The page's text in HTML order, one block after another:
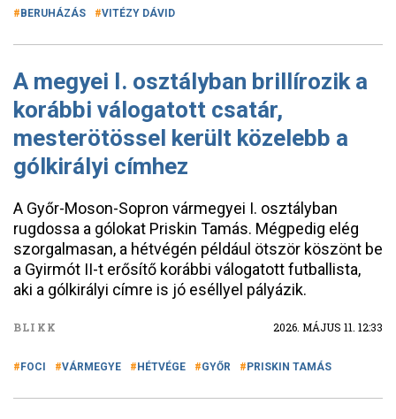
BERUHÁZÁS
VITÉZY DÁVID
A megyei I. osztályban brillírozik a
korábbi válogatott csatár,
mesterötössel került közelebb a
gólkirályi címhez
A Győr-Moson-Sopron vármegyei I. osztályban
rugdossa a gólokat Priskin Tamás. Mégpedig elég
szorgalmasan, a hétvégén például ötször köszönt be
a Gyirmót II-t erősítő korábbi válogatott futballista,
aki a gólkirályi címre is jó eséllyel pályázik.
BLIKK 2026. MÁJUS 11. 12:33
FOCI VÁRMEGYE HÉTVÉGE GYŐR PRISKIN TAMÁS